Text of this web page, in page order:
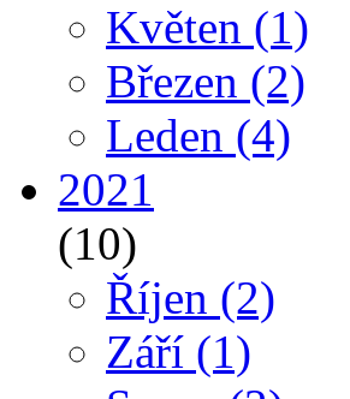
Květen (1)
Březen (2)
Leden (4)
2021
(10)
Říjen (2)
Září (1)